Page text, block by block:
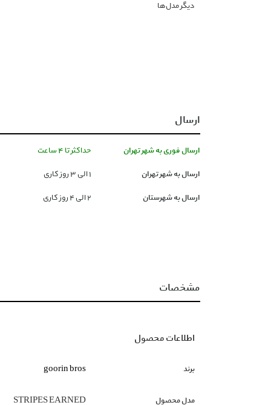
دیگر مدل‌ها
ارسال
ارسال فوری به شهر تهران حداکثر تا 4 ساعت
ارسال به شهر تهران ١ الی ۳ روز کاری
ارسال به شهرستان ۲ الی ۴ روز کاری
مشخصات
اطلاعات محصول
برند goorin bros
مدل محصول STRIPES EARNED